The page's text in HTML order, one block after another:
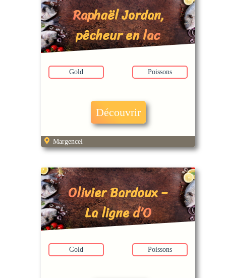
Raphaël Jordan,
pêcheur en lac
Gold Poissons
Découvrir
Margencel
Olivier Bardoux –
La ligne d’O
Gold Poissons